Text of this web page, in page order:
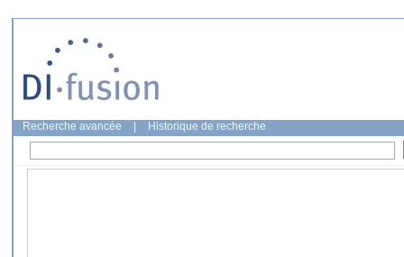
Recherche avancée Historique de recherche